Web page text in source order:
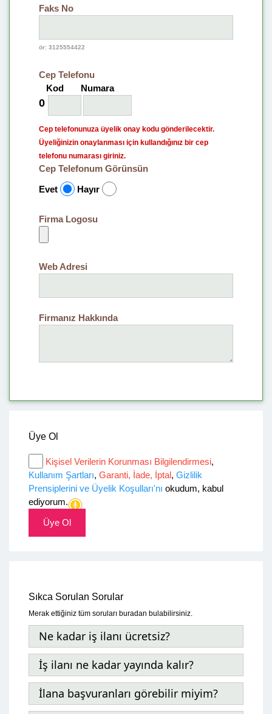
Faks No
ör: 3125554422
Cep Telefonu
Kod
Numara
0
Cep telefonunuza üyelik onay kodu gönderilecektir.
Üyeliğinizin onaylanması için kullandığınız bir cep
telefonu numarası giriniz.
Cep Telefonum Görünsün
Evet
Hayır
Firma Logosu
Web Adresi
Firmanız Hakkında
Üye Ol
Kişisel Verilerin Korunması Bilgilendirmesi,
Kullanım Şartları, Garanti, İade, İptal, Gizlilik
Prensiplerini ve Üyelik Koşulları'nı okudum, kabul
ediyorum.
Sıkca Sorulan Sorular
Merak ettiğiniz tüm soruları buradan bulabilirsiniz.
Ne kadar iş ilanı ücretsiz?
İş ilanı ne kadar yayında kalır?
İlana başvuranları görebilir miyim?